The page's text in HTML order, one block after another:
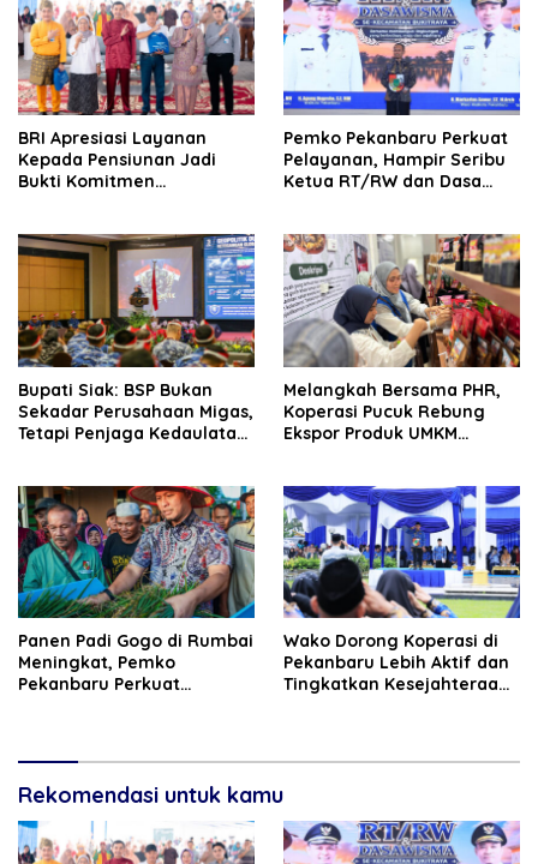
BRI Apresiasi Layanan
Kepada Pensiunan Jadi
Bukti Komitmen
Pemko Pekanbaru Perkuat
Pelayanan, Hampir Seribu
Ketua RT/RW dan Dasa
Bupati Siak: BSP Bukan
Sekadar Perusahaan Migas,
Tetapi Penjaga Kedaulatan
Melangkah Bersama PHR,
Koperasi Pucuk Rebung
Ekspor Produk UMKM
Panen Padi Gogo di Rumbai
Meningkat, Pemko
Pekanbaru Perkuat
Wako Dorong Koperasi di
Pekanbaru Lebih Aktif dan
Tingkatkan Kesejahteraan
Rekomendasi untuk kamu